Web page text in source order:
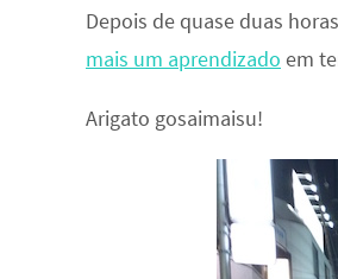
Depois de quase duas
mais um aprendizado em
Arigato gosaimaisu!